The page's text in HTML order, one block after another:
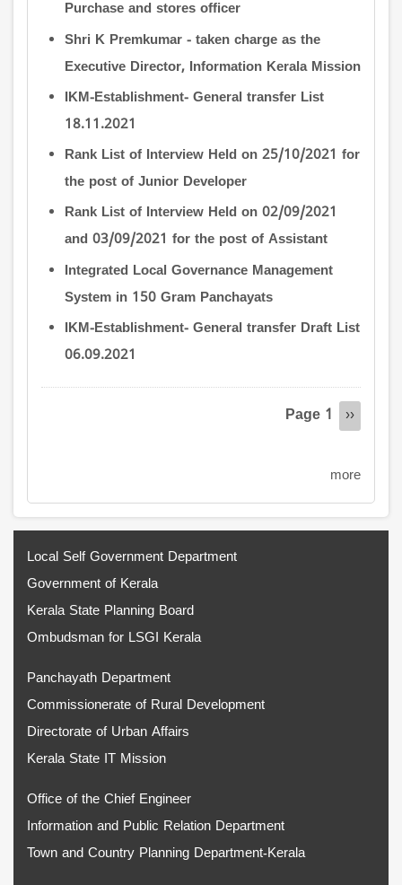
Purchase and stores officer
Shri K Premkumar - taken charge as the
Executive Director, Information Kerala Mission
IKM-Establishment- General transfer List
18.11.2021
Rank List of Interview Held on 25/10/2021 for
the post of Junior Developer
Rank List of Interview Held on 02/09/2021
and 03/09/2021 for the post of Assistant
Integrated Local Governance Management
System in 150 Gram Panchayats
IKM-Establishment- General transfer Draft List
06.09.2021
Page 1
Next
››
more
Local Self Government Department
Government of Kerala
Kerala State Planning Board
Ombudsman for LSGI Kerala
Panchayath Department
Commissionerate of Rural Development
Directorate of Urban Affairs
Kerala State IT Mission
Office of the Chief Engineer
Information and Public Relation Department
Town and Country Planning Department-Kerala